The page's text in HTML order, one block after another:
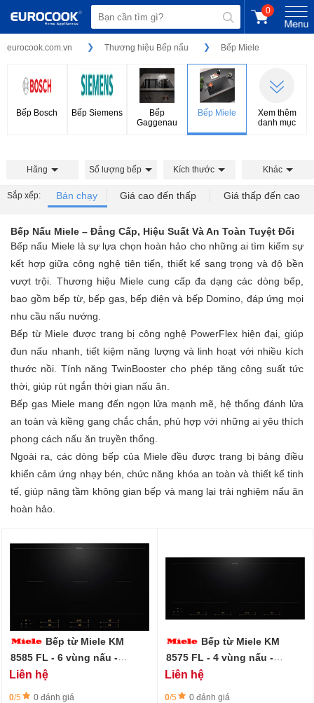
0
eurocook.com.vn Thương hiệu Bếp nấu Bếp Miele
Bếp Bosch Bếp Siemens
Bếp
Gaggenau
Bếp Miele
Xem thêm
danh mục
Hãng Số lượng bếp Kích thước Khác
Sắp xếp: Bán chạy Giá cao đến thấp Giá thấp đến cao
Bếp Nấu Miele – Đẳng Cấp, Hiệu Suất Và An Toàn Tuyệt Đối
Bếp nấu Miele là sự lựa chọn hoàn hảo cho những ai tìm kiếm sự
kết hợp giữa công nghệ tiên tiến, thiết kế sang trọng và độ bền
vượt trội. Thương hiệu Miele cung cấp đa dạng các dòng bếp,
bao gồm bếp từ, bếp gas, bếp điện và bếp Domino, đáp ứng mọi
nhu cầu nấu nướng.
Bếp từ Miele được trang bị công nghệ PowerFlex hiện đại, giúp
đun nấu nhanh, tiết kiệm năng lượng và linh hoạt với nhiều kích
thước nồi. Tính năng TwinBooster cho phép tăng công suất tức
thời, giúp rút ngắn thời gian nấu ăn.
Bếp gas Miele mang đến ngọn lửa mạnh mẽ, hệ thống đánh lửa
an toàn và kiềng gang chắc chắn, phù hợp với những ai yêu thích
phong cách nấu ăn truyền thống.
Ngoài ra, các dòng bếp của Miele đều được trang bị bảng điều
khiển cảm ứng nhạy bén, chức năng khóa an toàn và thiết kế tinh
tế, giúp nâng tầm không gian bếp và mang lại trải nghiệm nấu ăn
hoàn hảo.
Bếp từ Miele KM
8585 FL - 6 vùng nấu -
PowerFlex - 80cm
Liên hệ
0/5 0 đánh giá
Bếp từ Miele KM
8575 FL - 4 vùng nấu -
PowerFlex - 90cm
Liên hệ
0/5 0 đánh giá